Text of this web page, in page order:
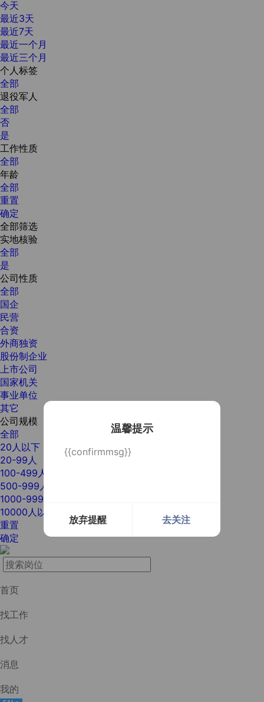
温馨提示
{{confirmmsg}}
放弃提醒 去关注
今天
最近3天
最近7天
最近一个月
最近三个月
个人标签
全部
退役军人
全部
否
是
工作性质
全部
年龄
全部
重置
确定
全部筛选
实地核验
全部
是
公司性质
全部
国企
民营
合资
外商独资
股份制企业
上市公司
国家机关
事业单位
其它
公司规模
全部
20人以下
20-99人
100-499人
500-999人
1000-9999人
10000人以上
重置
确定
首页
找工作
找人才
消息
我的